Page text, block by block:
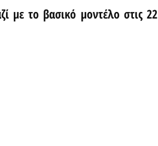
με το βασικό μοντέλο στις 22